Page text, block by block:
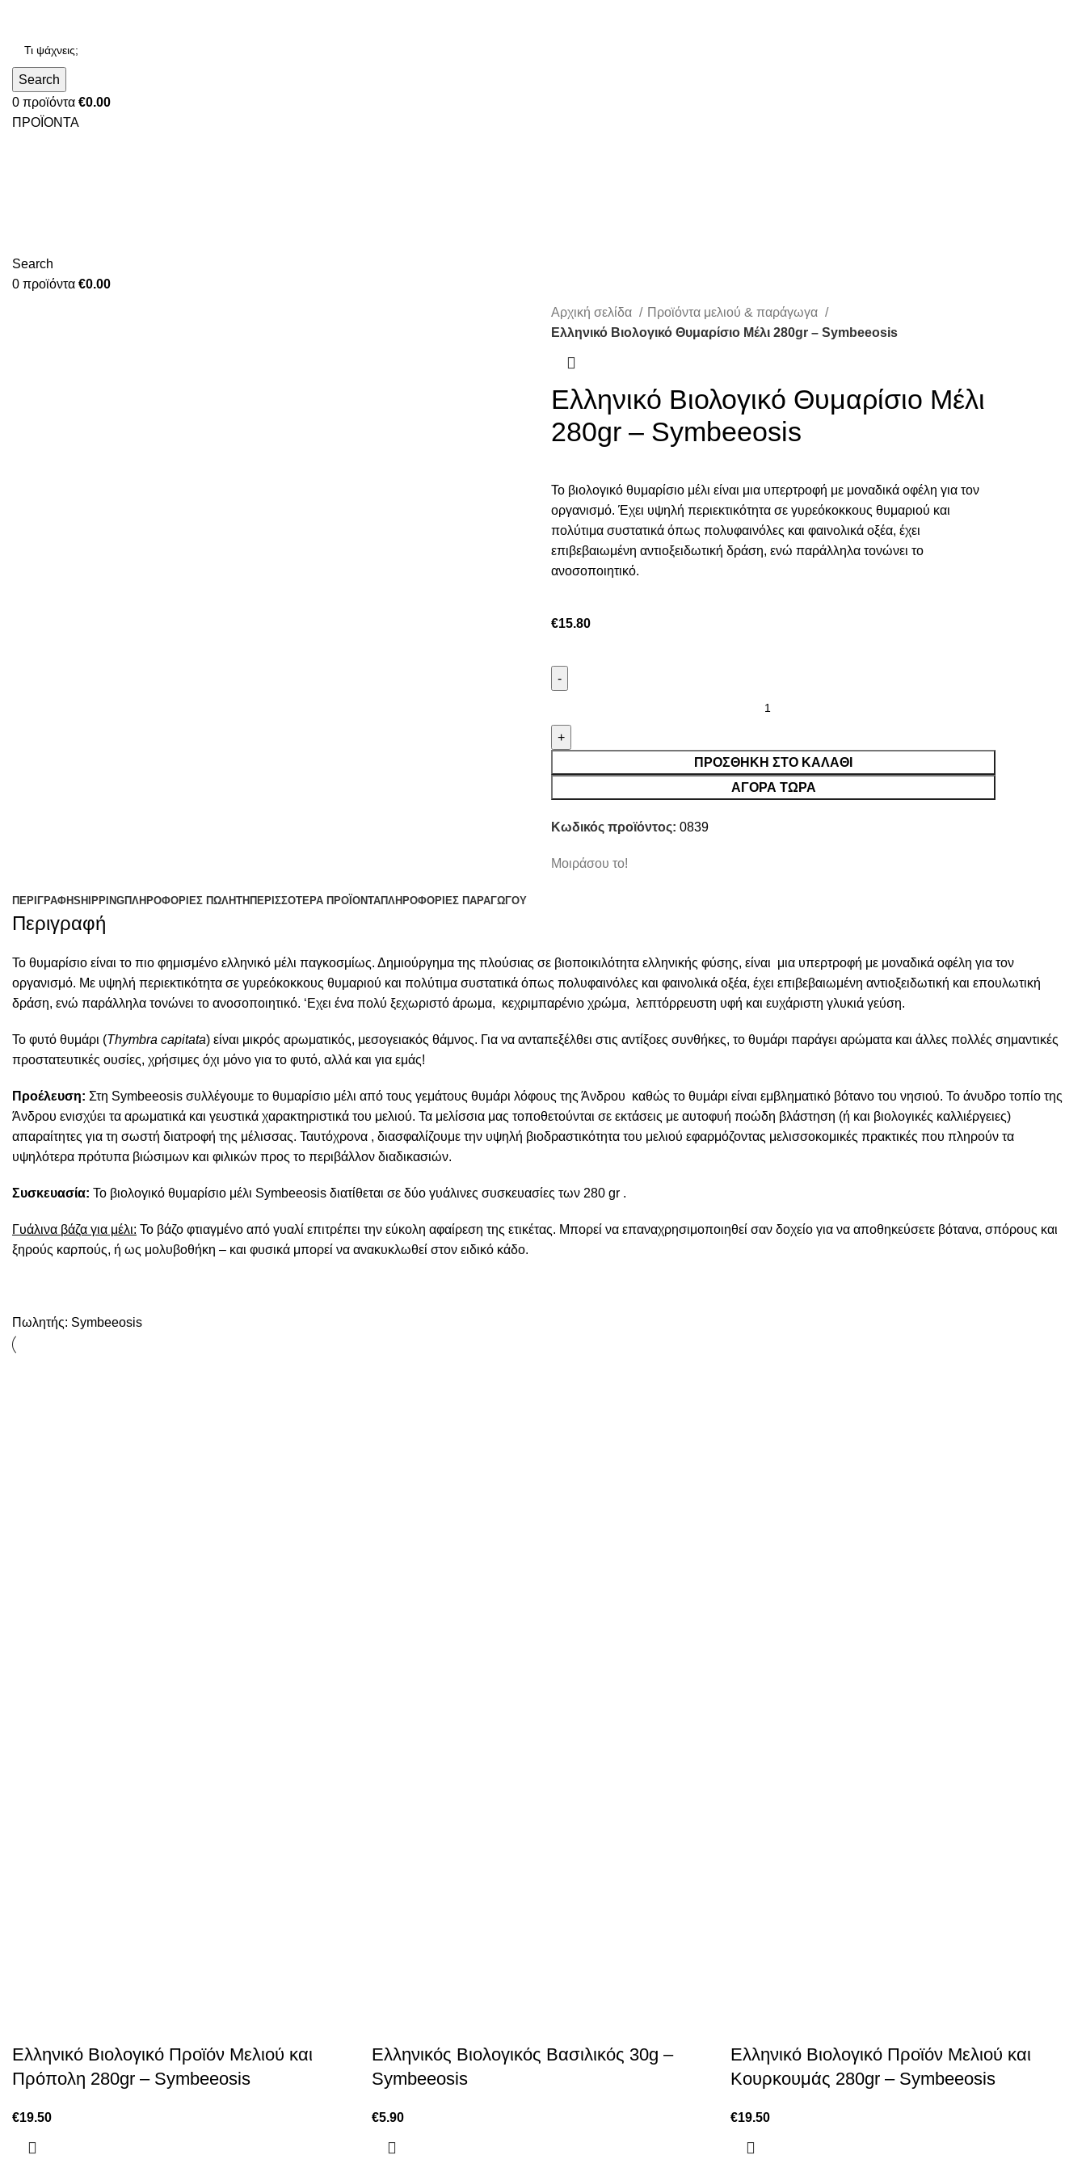
Search
0 προϊόντα €0.00
ΠΡΟΪΟΝΤΑ
Search
0 προϊόντα €0.00
Αρχική σελίδα
Προϊόντα μελιού & παράγωγα
Ελληνικό Βιολογικό Θυμαρίσιο Μέλι 280gr – Symbeeosis
Ελληνικό Βιολογικό Θυμαρίσιο Μέλι
280gr – Symbeeosis
To βιολογικό θυμαρίσιο μέλι είναι μια υπερτροφή με μοναδικά οφέλη για τον
οργανισμό. Έχει υψηλή περιεκτικότητα σε γυρεόκοκκους θυμαριού και
πολύτιμα συστατικά όπως πολυφαινόλες και φαινολικά οξέα, έχει
επιβεβαιωμένη αντιοξειδωτική δράση, ενώ παράλληλα τονώνει το
ανοσοποιητικό.
€15.80
ΠΡΟΣΘΉΚΗ ΣΤΟ ΚΑΛΆΘΙ
ΑΓΟΡΑ ΤΩΡΑ
Κωδικός προϊόντος: 0839
Μοιράσου το!
ΠΕΡΙΓΡΑΦΉSHIPPINGΠΛΗΡΟΦΟΡΊΕΣ ΠΩΛΗΤΉ ΠΕΡΙΣΣΌΤΕΡΑ ΠΡΟΪΌΝΤΑΠΛΗΡΟΦΟΡΙΕΣ ΠΑΡΑΓΩΓΟΥ
Περιγραφή
Το θυμαρίσιο είναι το πιο φημισμένο ελληνικό μέλι παγκοσμίως. Δημιούργημα της πλούσιας σε βιοποικιλότητα ελληνικής φύσης, είναι μια υπερτροφή με μοναδικά οφέλη για τον
οργανισμό. Με υψηλή περιεκτικότητα σε γυρεόκοκκους θυμαριού και πολύτιμα συστατικά όπως πολυφαινόλες και φαινολικά οξέα, έχει επιβεβαιωμένη αντιοξειδωτική και επουλωτική
δράση, ενώ παράλληλα τονώνει το ανοσοποιητικό. ‘Εχει ένα πολύ ξεχωριστό άρωμα, κεχριμπαρένιο χρώμα, λεπτόρρευστη υφή και ευχάριστη γλυκιά γεύση.
Το φυτό θυμάρι (Thymbra capitata) είναι μικρός αρωματικός, μεσογειακός θάμνος. Για να ανταπεξέλθει στις αντίξοες συνθήκες, το θυμάρι παράγει αρώματα και άλλες πολλές σημαντικές
προστατευτικές ουσίες, χρήσιμες όχι μόνο για το φυτό, αλλά και για εμάς!
Προέλευση: Στη Symbeeosis συλλέγουμε το θυμαρίσιο μέλι από τους γεμάτους θυμάρι λόφους της Άνδρου καθώς το θυμάρι είναι εμβληματικό βότανο του νησιού. Το άνυδρο τοπίο της
Άνδρου ενισχύει τα αρωματικά και γευστικά χαρακτηριστικά του μελιού. Τα μελίσσια μας τοποθετούνται σε εκτάσεις με αυτοφυή ποώδη βλάστηση (ή και βιολογικές καλλιέργειες)
απαραίτητες για τη σωστή διατροφή της μέλισσας. Ταυτόχρονα , διασφαλίζουμε την υψηλή βιοδραστικότητα του μελιού εφαρμόζοντας μελισσοκομικές πρακτικές που πληρούν τα
υψηλότερα πρότυπα βιώσιμων και φιλικών προς το περιβάλλον διαδικασιών.
Συσκευασία: To βιολογικό θυμαρίσιο μέλι Symbeeosis διατίθεται σε δύο γυάλινες συσκευασίες των 280 gr .
Γυάλινα βάζα για μέλι: To βάζο φτιαγμένο από γυαλί επιτρέπει την εύκολη αφαίρεση της ετικέτας. Μπορεί να επαναχρησιμοποιηθεί σαν δοχείο για να αποθηκεύσετε βότανα, σπόρους και
ξηρούς καρπούς, ή ως μολυβοθήκη – και φυσικά μπορεί να ανακυκλωθεί στον ειδικό κάδο.
Πωλητής: Symbeeosis
Ελληνικό Βιολογικό Προϊόν Μελιού και
Πρόπολη 280gr – Symbeeosis
€19.50
Ελληνικός Βιολογικός Βασιλικός 30g –
Symbeeosis
€5.90
Ελληνικό Βιολογικό Προϊόν Μελιού και
Κουρκουμάς 280gr – Symbeeosis
€19.50